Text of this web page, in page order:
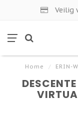
Veilig
Home / ERIN-